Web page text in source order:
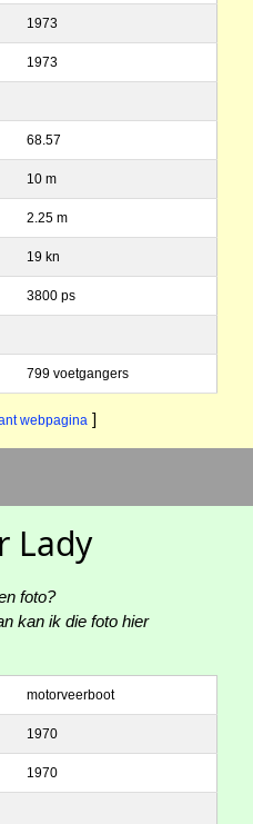
1973
1973
68.57
10 m
2.25 m
19 kn
3800 ps
799 voetgangers
webpagina ]
Lady
foto?
kan ik die foto hier
motorveerboot
1970
1970